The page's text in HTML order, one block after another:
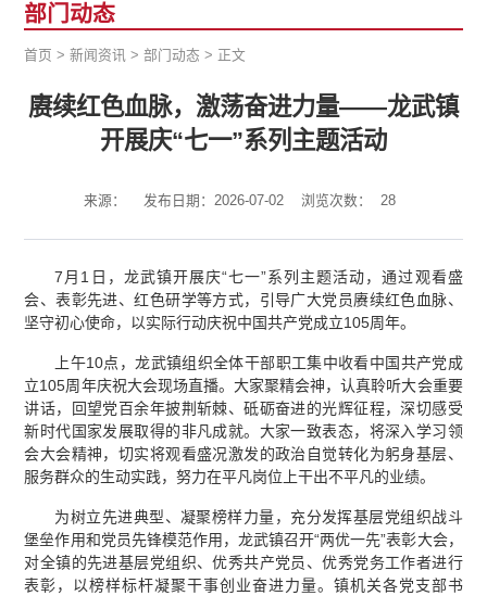
部门动态
首页 >新闻资讯 >部门动态 > 正文
赓续红色血脉，激荡奋进力量——龙武镇
开展庆“七一”系列主题活动
来源： 发布日期：2026-07-02 浏览次数： 28
7月1日，龙武镇开展庆“七一”系列主题活动，通过观看盛
会、表彰先进、红色研学等方式，引导广大党员赓续红色血脉、
坚守初心使命，以实际行动庆祝中国共产党成立105周年。
上午10点，龙武镇组织全体干部职工集中收看中国共产党成
立105周年庆祝大会现场直播。大家聚精会神，认真聆听大会重要
讲话，回望党百余年披荆斩棘、砥砺奋进的光辉征程，深切感受
新时代国家发展取得的非凡成就。大家一致表态，将深入学习领
会大会精神，切实将观看盛况激发的政治自觉转化为躬身基层、
服务群众的生动实践，努力在平凡岗位上干出不平凡的业绩。
为树立先进典型、凝聚榜样力量，充分发挥基层党组织战斗
堡垒作用和党员先锋模范作用，龙武镇召开“两优一先”表彰大会，
对全镇的先进基层党组织、优秀共产党员、优秀党务工作者进行
表彰，以榜样标杆凝聚干事创业奋进力量。镇机关各党支部书